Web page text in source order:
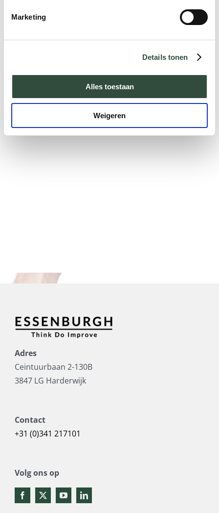
Marketing
Details tonen
Alles toestaan
Weigeren
Adres
Ceintuurbaan 2-130B
3847 LG Harderwijk
Contact
+31 (0)341 217101
Volg ons op